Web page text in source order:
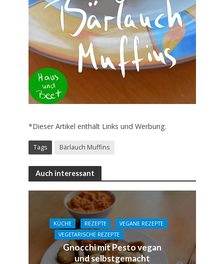
*Dieser Artikel enthält Links und Werbung.
Tags Bärlauch Muffins
Auch interessant
KÜCHE REZEPTE
VEGANE REZEPTE
VEGETARISCHE REZEPTE
Gnocchi mit Pesto vegan
und selbstgemacht